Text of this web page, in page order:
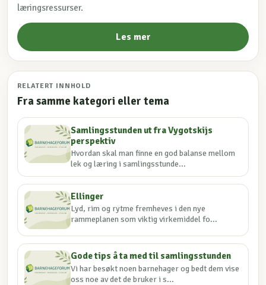
læringsressurser.
Les mer
RELATERT INNHOLD
Fra samme kategori eller tema
Samlingsstunden ut fra Vygotskijs
perspektiv
Hvordan skal man finne en god balanse mellom
lek og læring i samlingsstunde...
Ellinger
Lyd, rim og rytme fremheves i den nye
rammeplanen som viktig virkemiddel fo...
Gode tips å ta med til samlingsstunden
Vi har besøkt noen barnehager og bedt dem vise
oss noe av det de bruker i s...